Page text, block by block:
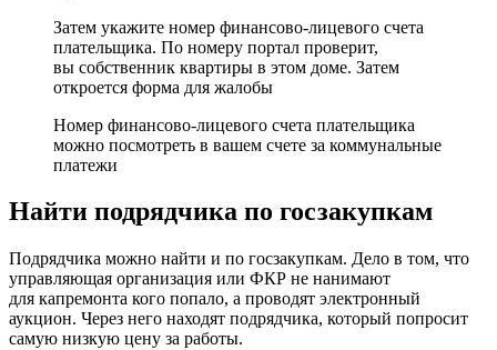
Затем укажите номер финансово-лицевого счета
плательщика. По номеру портал проверит,
вы собственник квартиры в этом доме. Затем
откроется форма для жалобы
Номер финансово-лицевого счета плательщика
можно посмотреть в вашем счете за коммунальные
платежи
Найти подрядчика по госзакупкам
Подрядчика можно найти и по госзакупкам. Дело в том, что
управляющая организация или ФКР не нанимают
для капремонта кого попало, а проводят электронный
аукцион. Через него находят подрядчика, который попросит
самую низкую цену за работы.